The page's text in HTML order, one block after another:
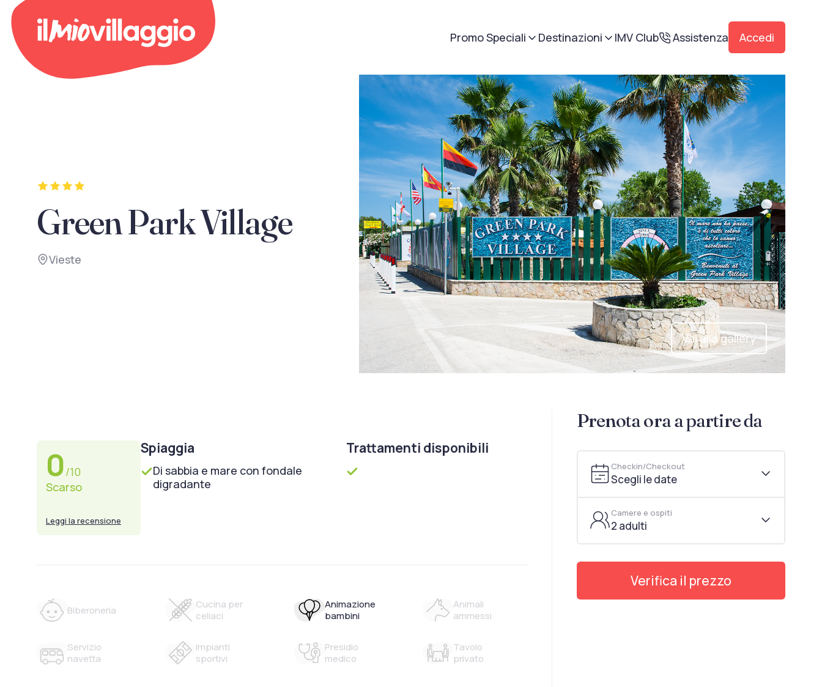
Promo Speciali Destinazioni IMV Club Assistenza Accedi
Vai alla gallery
Green Park Village
Vieste
Prenota ora a partire da
Checkin/Checkout
Scegli le date
Camere e ospiti
2 adulti
Verifica il prezzo
0/10
Scarso
Leggi la recensione
Spiaggia
Di sabbia e mare con fondale
digradante
Trattamenti disponibili
Biberoneria
Cucina per
celiaci
Animazione
bambini
Animali
ammessi
Servizio
navetta
Impianti
sportivi
Presidio
medico
Tavolo
privato